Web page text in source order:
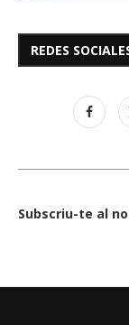
REDES
Subscriu-te al